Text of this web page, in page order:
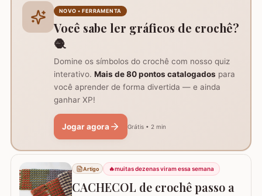
corte o fio, mas prenda-o com ponto baixo no ponto
picô, para continuar o…
NOVO • FERRAMENTA
Você sabe ler gráficos de crochê?
🧶
Domine os símbolos do crochê com nosso quiz
interativo. Mais de 80 pontos catalogados para
você aprender de forma divertida — e ainda
ganhar XP!
Jogar agora Grátis • 2 min
Artigo 🔥muitas dezenas viram essa semana
CACHECOL de crochê passo a